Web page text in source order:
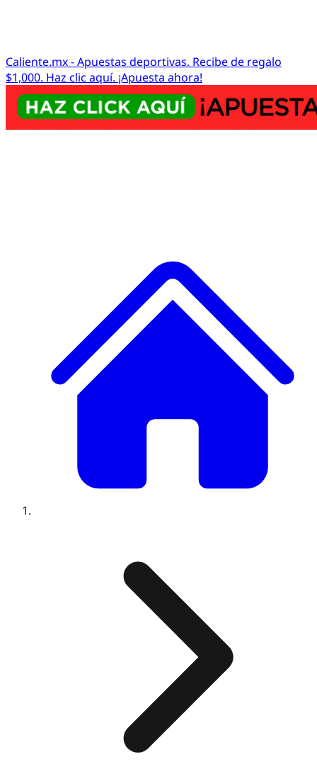
Caliente.mx - Apuestas deportivas. Recibe de regalo
$1,000. Haz clic aquí. ¡Apuesta ahora!